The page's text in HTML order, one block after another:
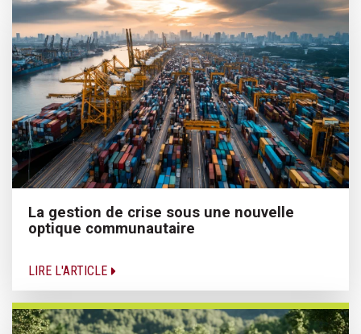
La gestion de crise sous une nouvelle
optique communautaire
LIRE L'ARTICLE